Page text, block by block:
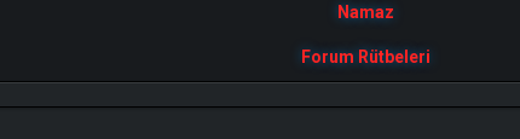
Namaz
Forum Rütbeleri